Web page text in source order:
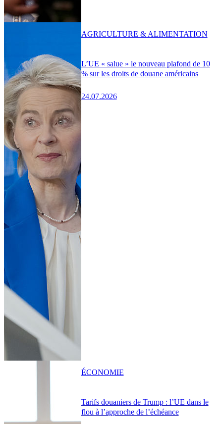
L’UE « salue » le nouveau plafond de 10
% sur les droits de douane américains
24.07.2026
AGRICULTURE & ALIMENTATION
Tarifs douaniers de Trump : l’UE dans le
flou à l’approche de l’échéance
ÉCONOMIE